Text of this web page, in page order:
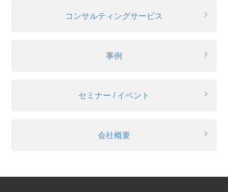
コンサルティングサービス
事例
セミナー / イベント
会社概要